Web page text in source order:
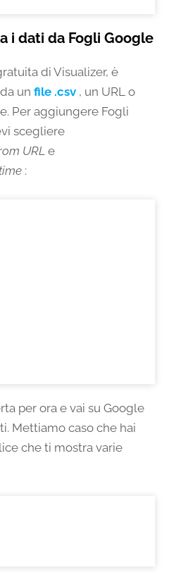
i dati da Fogli Google
di Visualizer, è
un file .csv , un URL o
Per aggiungere Fogli
scegliere
URL e
:
per ora e vai su Google
Mettiamo caso che hai
che ti mostra varie